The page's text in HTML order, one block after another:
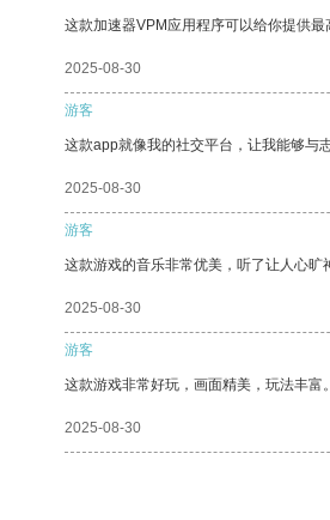
这款加速器VPM应用程序可以给你提供
2025-08-30
游客
这款app就像我的社交平台，让我能够与
2025-08-30
游客
这款游戏的音乐非常优美，听了让人心旷
2025-08-30
游客
这款游戏非常好玩，画面精美，玩法丰富
2025-08-30